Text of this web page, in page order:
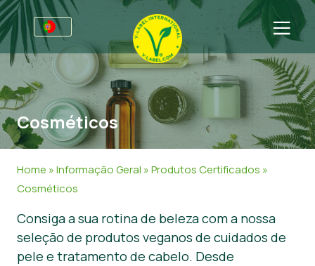
Para empresas
Informações para produtores
Retalho e marca própria
Vantagens
Critérios para a V-Label
Recursos
Setores
Informação Geral
Cosméticos e Agentes de limpeza
Produtos Não Alimentares
Gastronomia
FAQ
Informação Geral
Produtos Certificados
Sobre Nós
Entre em contacto
Obtenha o selo V-Label
Cosméticos
Home »Informação Geral »Produtos Certificados »
Cosméticos
Consiga a sua rotina de beleza com a nossa
seleção de produtos veganos de cuidados de
pele e tratamento de cabelo. Desde